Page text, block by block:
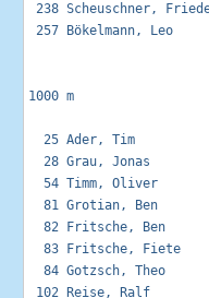
238
257 Bökelmann,
1000 m
25 Ader, Tim
28 Grau, Jonas
54 Timm, Oliver
81 Grotian, Ben
82 Fritsche, Ben
83 Fritsche,
84 Gotzsch, Theo
102 Reise,